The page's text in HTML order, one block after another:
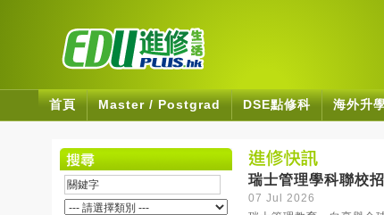
首頁 Master / Postgrad DSE點修科 海外升
瑞士管理學科聯校
07 Jul 2026